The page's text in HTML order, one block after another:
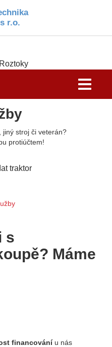
Toggle
jiný stroj či veterán?
protiúčtem!
traktor
s
Máme
financováníu nás